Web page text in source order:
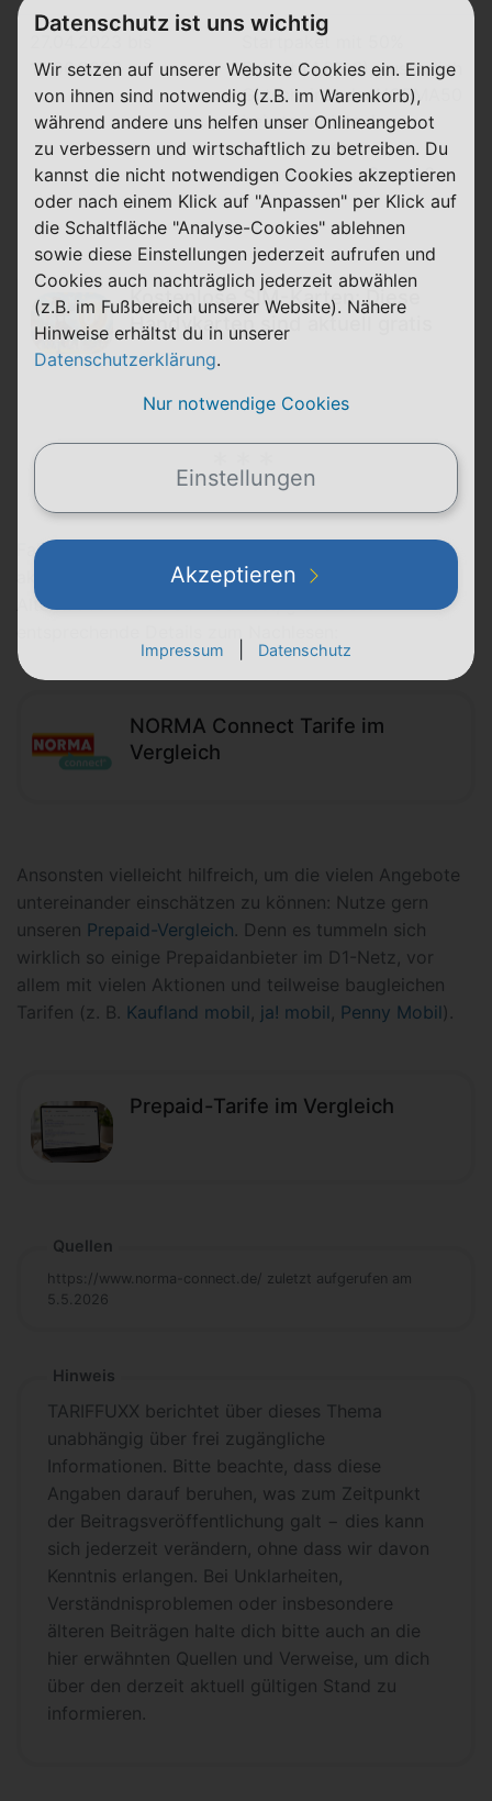
15.06.2023
Startpaket mit 50%
Rabatt (4,95 €), zusätzlich
Gutscheincode: NORMA50
bei starmobile.de
ausprobieren,
ausgenommen Smart 6
Kostenlose SIM-Karten: Diese
Handykarten sind aktuell gratis
Falls du mehr über diesen Prepaid-Discounter, die
aktuellen Tarife, die Netzqualität sowie die
Alternativen erfahren möchtest, gibt's dort
NORMA Connect Tarife im
Vergleich
Ansonsten vielleicht hilfreich, um die vielen Angebote
untereinander einschätzen zu können: Nutze gern
unseren Prepaid-Vergleich. Denn es tummeln sich
wirklich so einige Prepaidanbieter im D1-Netz, vor
allem mit vielen Aktionen und teilweise baugleichen
Tarifen (z. B. Kaufland mobil, ja! mobil, Penny Mobil).
Prepaid-Tarife im Vergleich
Quellen
https://www.norma-connect.de/ zuletzt aufgerufen am
5.5.2026
Hinweis
TARIFFUXX berichtet über dieses Thema
unabhängig über frei zugängliche
Informationen. Bitte beachte, dass diese
Angaben darauf beruhen, was zum Zeitpunkt
der Beitragsveröffentlichung galt − dies kann
sich jederzeit verändern, ohne dass wir davon
Kenntnis erlangen. Bei Unklarheiten,
Verständnisproblemen oder insbesondere
älteren Beiträgen halte dich bitte auch an die
hier erwähnten Quellen und Verweise, um dich
über den derzeit aktuell gültigen Stand zu
informieren.
Datenschutz ist uns wichtig
Wir setzen auf unserer Website Cookies ein. Einige
von ihnen sind notwendig (z.B. im Warenkorb),
während andere uns helfen unser Onlineangebot
zu verbessern und wirtschaftlich zu betreiben. Du
kannst die nicht notwendigen Cookies akzeptieren
oder nach einem Klick auf "Anpassen" per Klick auf
die Schaltfläche "Analyse-Cookies" ablehnen
sowie diese Einstellungen jederzeit aufrufen und
Cookies auch nachträglich jederzeit abwählen
(z.B. im Fußbereich unserer Website). Nähere
Hinweise erhältst du in unserer
Datenschutzerklärung.
Nur notwendige Cookies
Einstellungen
Akzeptieren
Impressum Datenschutz